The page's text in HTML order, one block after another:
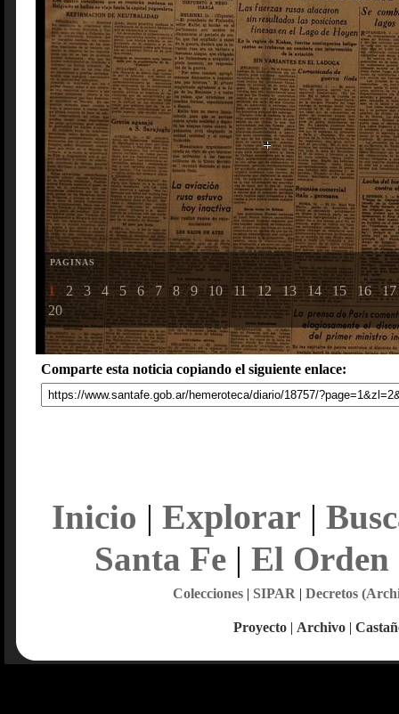
PAGINAS
1 2 3 4 5 6 7 8 9 10 11 12 13 14 15 16
17
20
Comparte esta noticia copiando el siguiente enlace:
Inicio | Explorar |
Santa Fe| El Orden
Colecciones| SIPAR | Decretos
Proyecto | Archivo |